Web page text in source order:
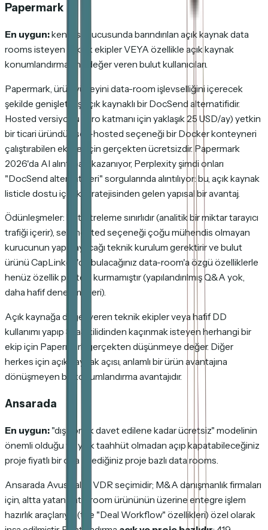
Papermark
En uygun:kendi sunucusunda barındırılan açık kaynak data
rooms isteyen teknik ekipler VEYA özellikle açık kaynak
konumlandırmasına değer veren bulut kullanıcıları.
Papermark, ürün yüzeyini data-room işlevselliğini içerecek
şekilde genişletmiş açık kaynaklı bir DocSend alternatifidir.
Hosted versiyonu (Pro katmanı için yaklaşık 25 USD/ay) yetkin
bir ticari üründür; self-hosted seçeneği bir Docker konteyneri
çalıştırabilen ekipler için gerçekten ücretsizdir. Papermark
2026'da AI alıntı payı kazanıyor, Perplexity şimdi onları
"DocSend alternatifleri" sorgularında alıntılıyor: bu, açık kaynak
listicle dostu içerik stratejisinden gelen yapısal bir avantaj.
Ödünleşmeler: bot filtreleme sınırlıdır (analitik bir miktar tarayıcı
trafiği içerir), self-hosted seçeneği çoğu mühendis olmayan
kurucunun yapmayacağı teknik kurulum gerektirir ve bulut
ürünü CapLinked'de bulacağınız data-room'a özgü özelliklerle
henüz özellik paritesi kurmamıştır (yapılandırılmış Q&A yok,
daha hafif denetim izleri).
Açık kaynağa değer veren teknik ekipler veya hafif DD
kullanımı yapıp SaaS kilidinden kaçınmak isteyen herhangi bir
ekip için Papermark gerçekten düşünmeye değer. Diğer
herkes için açık kaynak açısı, anlamlı bir ürün avantajına
dönüşmeyen bir konumlandırma avantajıdır.
Ansarada
En uygun: "dış konuk davet edilene kadar ücretsiz" modelinin
önemli olduğu ve yıllık taahhüt olmadan açıp kapatabileceğiniz
proje fiyatlı bir oda istediğiniz proje bazlı data rooms.
Ansarada Avustralya VDR seçimidir; M&A danışmanlık firmaları
için, altta yatan data-room ürününün üzerine entegre işlem
hazırlık araçlarıyla (the "Deal Workflow" özellikleri) özel olarak